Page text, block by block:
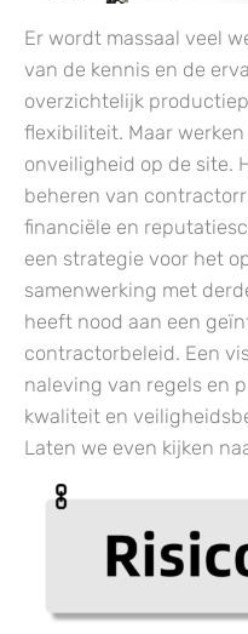
Er wordt massaal veel
van de kennis en de
overzichtelijk
flexibiliteit. Maar
onveiligheid op de site.
beheren van
financiële en
een strategie voor het
samenwerking met
heeft nood aan een
contractorbeleid. Een
naleving van regels en
kwaliteit en
Laten we even kijken